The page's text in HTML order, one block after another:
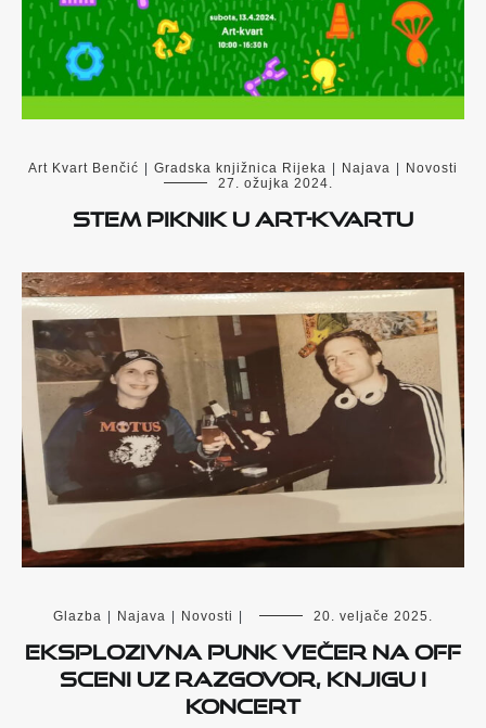
Art Kvart Benčić | Gradska knjižnica Rijeka | Najava | Novosti
27. ožujka 2024.
STEM piknik u Art-kvartu
Glazba | Najava | Novosti | 20. veljače 2025.
Eksplozivna punk večer na OFF
sceni uz razgovor, knjigu i
koncert